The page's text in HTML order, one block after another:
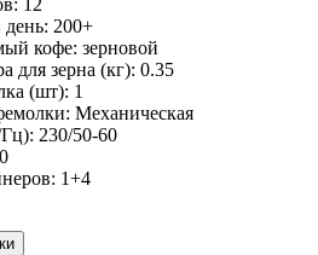
12
200+
кофе: зерновой
для зерна (кг): 0.35
(шт): 1
Механическая
230/50-60
1+4